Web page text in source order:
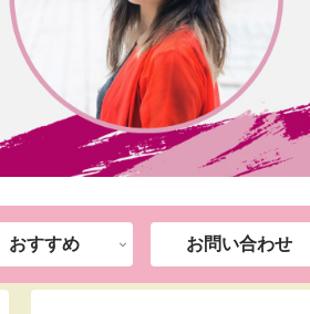
おすすめ お問い合わせ